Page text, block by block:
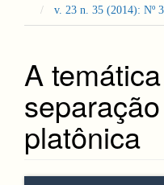
v. 23 n. 35 (2014): Nº
A
platônica